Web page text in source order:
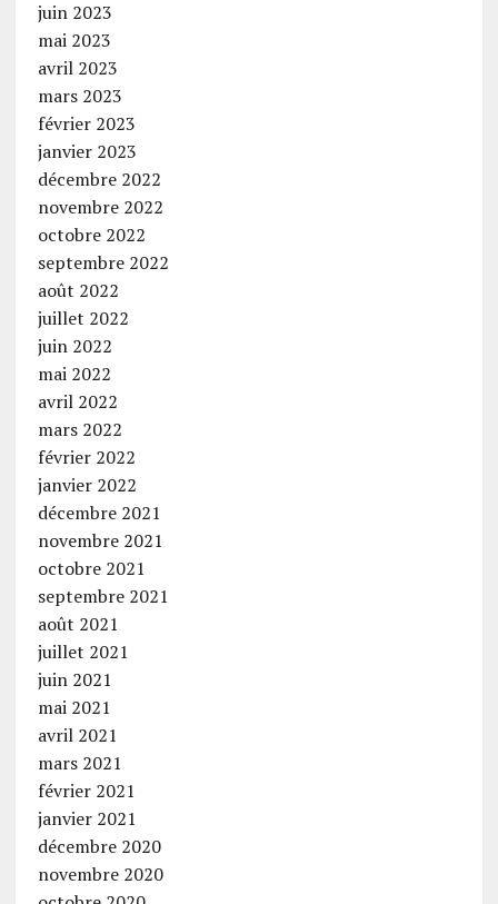
juin 2023
mai 2023
avril 2023
mars 2023
février 2023
janvier 2023
décembre 2022
novembre 2022
octobre 2022
septembre 2022
août 2022
juillet 2022
juin 2022
mai 2022
avril 2022
mars 2022
février 2022
janvier 2022
décembre 2021
novembre 2021
octobre 2021
septembre 2021
août 2021
juillet 2021
juin 2021
mai 2021
avril 2021
mars 2021
février 2021
janvier 2021
décembre 2020
novembre 2020